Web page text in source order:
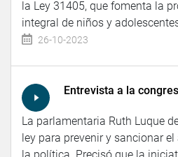
la Ley 31405, que fomenta la
integral de niños y
26-10-2023
Entrevista a la
La parlamentaria Ruth Luque
ley para prevenir y sancionar